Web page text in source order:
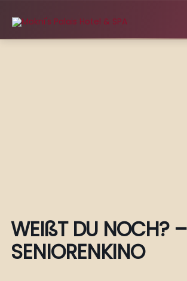
Inhalt
springen
WEIßT DU NOCH? –
SENIORENKINO